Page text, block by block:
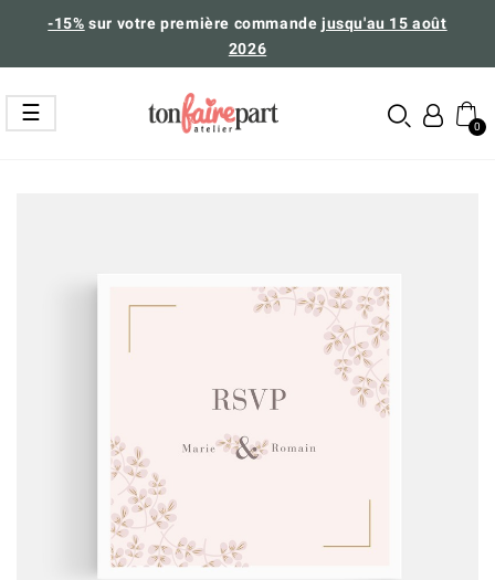
-15% sur votre première commandejusqu'au 15 août
2026
Basculer
la
navigation
☰